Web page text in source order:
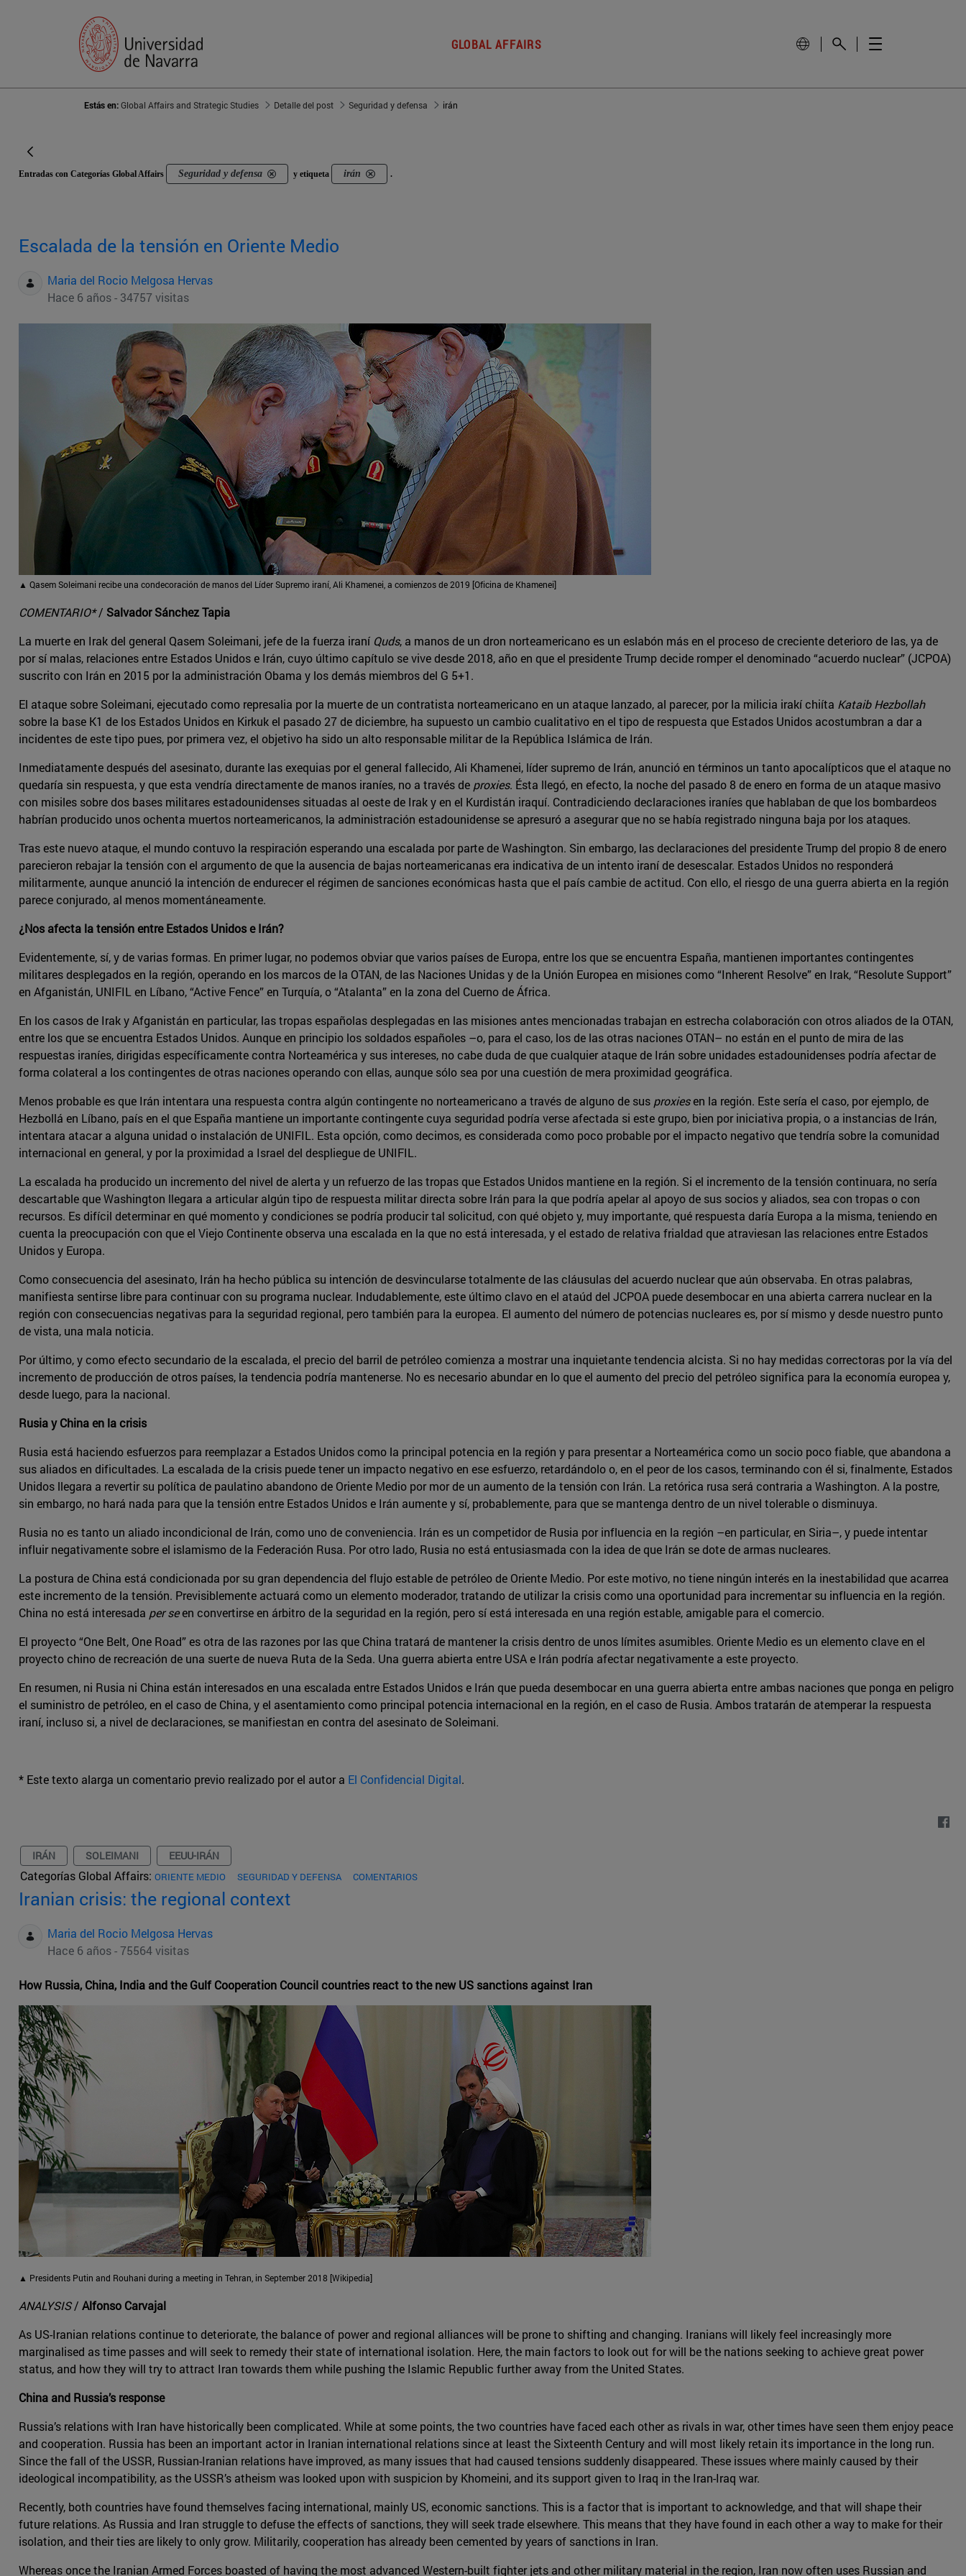
GLOBAL AFFAIRS
Estás en:Global Affairs and Strategic Studies Detalle del post Seguridad y defensa irán
Entradas con Categorías Global Affairs Seguridad y defensa y etiqueta irán .
Escalada de la tensión en Oriente Medio
Maria del Rocio Melgosa Hervas
Hace 6 años - 34757 visitas
▲ Qasem Soleimani recibe una condecoración de manos del Líder Supremo iraní, Ali Khamenei, a comienzos de 2019 [Oficina de Khamenei]
COMENTARIO*/ Salvador Sánchez Tapia
La muerte en Irak del general Qasem Soleimani, jefe de la fuerza iraní Quds, a manos de un dron norteamericano es un eslabón más en el proceso de creciente deterioro de las, ya de
por sí malas, relaciones entre Estados Unidos e Irán, cuyo último capítulo se vive desde 2018, año en que el presidente Trump decide romper el denominado “acuerdo nuclear” (JCPOA)
suscrito con Irán en 2015 por la administración Obama y los demás miembros del G 5+1.
El ataque sobre Soleimani, ejecutado como represalia por la muerte de un contratista norteamericano en un ataque lanzado, al parecer, por la milicia irakí chiíta Kataib Hezbollah
sobre la base K1 de los Estados Unidos en Kirkuk el pasado 27 de diciembre, ha supuesto un cambio cualitativo en el tipo de respuesta que Estados Unidos acostumbran a dar a
incidentes de este tipo pues, por primera vez, el objetivo ha sido un alto responsable militar de la República Islámica de Irán.
Inmediatamente después del asesinato, durante las exequias por el general fallecido, Ali Khamenei, líder supremo de Irán, anunció en términos un tanto apocalípticos que el ataque no
quedaría sin respuesta, y que esta vendría directamente de manos iraníes, no a través de proxies. Ésta llegó, en efecto, la noche del pasado 8 de enero en forma de un ataque masivo
con misiles sobre dos bases militares estadounidenses situadas al oeste de Irak y en el Kurdistán iraquí. Contradiciendo declaraciones iraníes que hablaban de que los bombardeos
habrían producido unos ochenta muertos norteamericanos, la administración estadounidense se apresuró a asegurar que no se había registrado ninguna baja por los ataques.
Tras este nuevo ataque, el mundo contuvo la respiración esperando una escalada por parte de Washington. Sin embargo, las declaraciones del presidente Trump del propio 8 de enero
parecieron rebajar la tensión con el argumento de que la ausencia de bajas norteamericanas era indicativa de un intento iraní de desescalar. Estados Unidos no responderá
militarmente, aunque anunció la intención de endurecer el régimen de sanciones económicas hasta que el país cambie de actitud. Con ello, el riesgo de una guerra abierta en la región
parece conjurado, al menos momentáneamente.
¿Nos afecta la tensión entre Estados Unidos e Irán?
Evidentemente, sí, y de varias formas. En primer lugar, no podemos obviar que varios países de Europa, entre los que se encuentra España, mantienen importantes contingentes
militares desplegados en la región, operando en los marcos de la OTAN, de las Naciones Unidas y de la Unión Europea en misiones como “Inherent Resolve” en Irak, “Resolute Support”
en Afganistán, UNIFIL en Líbano, “Active Fence” en Turquía, o “Atalanta” en la zona del Cuerno de África.
En los casos de Irak y Afganistán en particular, las tropas españolas desplegadas en las misiones antes mencionadas trabajan en estrecha colaboración con otros aliados de la OTAN,
entre los que se encuentra Estados Unidos. Aunque en principio los soldados españoles –o, para el caso, los de las otras naciones OTAN– no están en el punto de mira de las
respuestas iraníes, dirigidas específicamente contra Norteamérica y sus intereses, no cabe duda de que cualquier ataque de Irán sobre unidades estadounidenses podría afectar de
forma colateral a los contingentes de otras naciones operando con ellas, aunque sólo sea por una cuestión de mera proximidad geográfica.
Menos probable es que Irán intentara una respuesta contra algún contingente no norteamericano a través de alguno de sus proxiesen la región. Este sería el caso, por ejemplo, de
Hezbollá en Líbano, país en el que España mantiene un importante contingente cuya seguridad podría verse afectada si este grupo, bien por iniciativa propia, o a instancias de Irán,
intentara atacar a alguna unidad o instalación de UNIFIL. Esta opción, como decimos, es considerada como poco probable por el impacto negativo que tendría sobre la comunidad
internacional en general, y por la proximidad a Israel del despliegue de UNIFIL.
La escalada ha producido un incremento del nivel de alerta y un refuerzo de las tropas que Estados Unidos mantiene en la región. Si el incremento de la tensión continuara, no sería
descartable que Washington llegara a articular algún tipo de respuesta militar directa sobre Irán para la que podría apelar al apoyo de sus socios y aliados, sea con tropas o con
recursos. Es difícil determinar en qué momento y condiciones se podría producir tal solicitud, con qué objeto y, muy importante, qué respuesta daría Europa a la misma, teniendo en
cuenta la preocupación con que el Viejo Continente observa una escalada en la que no está interesada, y el estado de relativa frialdad que atraviesan las relaciones entre Estados
Unidos y Europa.
Como consecuencia del asesinato, Irán ha hecho pública su intención de desvincularse totalmente de las cláusulas del acuerdo nuclear que aún observaba. En otras palabras,
manifiesta sentirse libre para continuar con su programa nuclear. Indudablemente, este último clavo en el ataúd del JCPOA puede desembocar en una abierta carrera nuclear en la
región con consecuencias negativas para la seguridad regional, pero también para la europea. El aumento del número de potencias nucleares es, por sí mismo y desde nuestro punto
de vista, una mala noticia.
Por último, y como efecto secundario de la escalada, el precio del barril de petróleo comienza a mostrar una inquietante tendencia alcista. Si no hay medidas correctoras por la vía del
incremento de producción de otros países, la tendencia podría mantenerse. No es necesario abundar en lo que el aumento del precio del petróleo significa para la economía europea y,
desde luego, para la nacional.
Rusia y China en la crisis
Rusia está haciendo esfuerzos para reemplazar a Estados Unidos como la principal potencia en la región y para presentar a Norteamérica como un socio poco fiable, que abandona a
sus aliados en dificultades. La escalada de la crisis puede tener un impacto negativo en ese esfuerzo, retardándolo o, en el peor de los casos, terminando con él si, finalmente, Estados
Unidos llegara a revertir su política de paulatino abandono de Oriente Medio por mor de un aumento de la tensión con Irán. La retórica rusa será contraria a Washington. A la postre,
sin embargo, no hará nada para que la tensión entre Estados Unidos e Irán aumente y sí, probablemente, para que se mantenga dentro de un nivel tolerable o disminuya.
Rusia no es tanto un aliado incondicional de Irán, como uno de conveniencia. Irán es un competidor de Rusia por influencia en la región –en particular, en Siria–, y puede intentar
influir negativamente sobre el islamismo de la Federación Rusa. Por otro lado, Rusia no está entusiasmada con la idea de que Irán se dote de armas nucleares.
La postura de China está condicionada por su gran dependencia del flujo estable de petróleo de Oriente Medio. Por este motivo, no tiene ningún interés en la inestabilidad que acarrea
este incremento de la tensión. Previsiblemente actuará como un elemento moderador, tratando de utilizar la crisis como una oportunidad para incrementar su influencia en la región.
China no está interesada per seen convertirse en árbitro de la seguridad en la región, pero sí está interesada en una región estable, amigable para el comercio.
El proyecto “One Belt, One Road” es otra de las razones por las que China tratará de mantener la crisis dentro de unos límites asumibles. Oriente Medio es un elemento clave en el
proyecto chino de recreación de una suerte de nueva Ruta de la Seda. Una guerra abierta entre USA e Irán podría afectar negativamente a este proyecto.
En resumen, ni Rusia ni China están interesados en una escalada entre Estados Unidos e Irán que pueda desembocar en una guerra abierta entre ambas naciones que ponga en peligro
el suministro de petróleo, en el caso de China, y el asentamiento como principal potencia internacional en la región, en el caso de Rusia. Ambos tratarán de atemperar la respuesta
iraní, incluso si, a nivel de declaraciones, se manifiestan en contra del asesinato de Soleimani.
* Este texto alarga un comentario previo realizado por el autor a El Confidencial Digital.
IRÁN SOLEIMANI EEUU-IRÁN
Categorías Global Affairs: ORIENTE MEDIO SEGURIDAD Y DEFENSA COMENTARIOS
Iranian crisis: the regional context
Maria del Rocio Melgosa Hervas
Hace 6 años - 75564 visitas
How Russia, China, India and the Gulf Cooperation Council countries react to the new US sanctions against Iran
▲ Presidents Putin and Rouhani during a meeting in Tehran, in September 2018 [Wikipedia]
ANALYSIS/ Alfonso Carvajal
As US-Iranian relations continue to deteriorate, the balance of power and regional alliances will be prone to shifting and changing. Iranians will likely feel increasingly more
marginalised as time passes and will seek to remedy their state of international isolation. Here, the main factors to look out for will be the nations seeking to achieve great power
status, and how they will try to attract Iran towards them while pushing the Islamic Republic further away from the United States.
China and Russia’s response
Russia’s relations with Iran have historically been complicated. While at some points, the two countries have faced each other as rivals in war, other times have seen them enjoy peace
and cooperation. Russia has been an important actor in Iranian international relations since at least the Sixteenth Century and will most likely retain its importance in the long run.
Since the fall of the USSR, Russian-Iranian relations have improved, as many issues that had caused tensions suddenly disappeared. These issues where mainly caused by their
ideological incompatibility, as the USSR’s atheism was looked upon with suspicion by Khomeini, and its support given to Iraq in the Iran-Iraq war.
Recently, both countries have found themselves facing international, mainly US, economic sanctions. This is a factor that is important to acknowledge, and that will shape their
future relations. As Russia and Iran struggle to defuse the effects of sanctions, they will seek trade elsewhere. This means that they have found in each other a way to make for their
isolation, and their ties are likely to only grow. Militarily, cooperation has already been cemented by years of sanctions in Iran.
Whereas once the Iranian Armed Forces boasted of having the most advanced Western-built fighter jets and other military material in the region, Iran now often uses Russian and